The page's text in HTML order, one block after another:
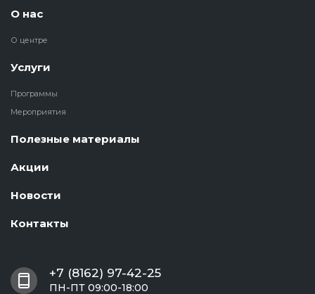
О нас
О центре
Услуги
Программы
Мероприятия
Полезные материалы
Акции
Новости
Контакты
+7 (8162) 97-42-25
ПН-ПТ 09:00-18:00